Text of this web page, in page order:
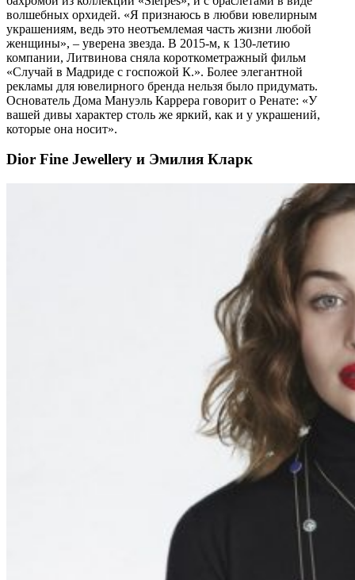
волшебных орхидей. «Я признаюсь в любви ювелирным
украшениям, ведь это неотъемлемая часть жизни любой
женщины», – уверена звезда. В 2015-м, к 130-летию
компании, Литвинова сняла короткометражный фильм
«Случай в Мадриде с госпожой К.». Более элегантной
рекламы для ювелирного бренда нельзя было придумать.
Основатель Дома Мануэль Каррера говорит о Ренате: «У
вашей дивы характер столь же яркий, как и у украшений,
которые она носит».
Dior Fine Jewellery и Эмилия Кларк